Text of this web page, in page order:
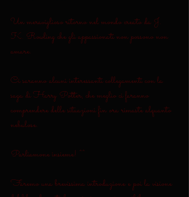
Un meraviglioso ritorno nel mondo creato da J.
K. Rowling che gli appassionati non possono non
amare.
Ci saranno alcuni interessanti collegamenti con la
saga di Harry Potter, che meglio ci faranno
comprendere delle situazioni fin ora rimaste alquanto
nebulose.
Parliamone insieme! ^^
Faremo una brevissima introduzione e poi la visione